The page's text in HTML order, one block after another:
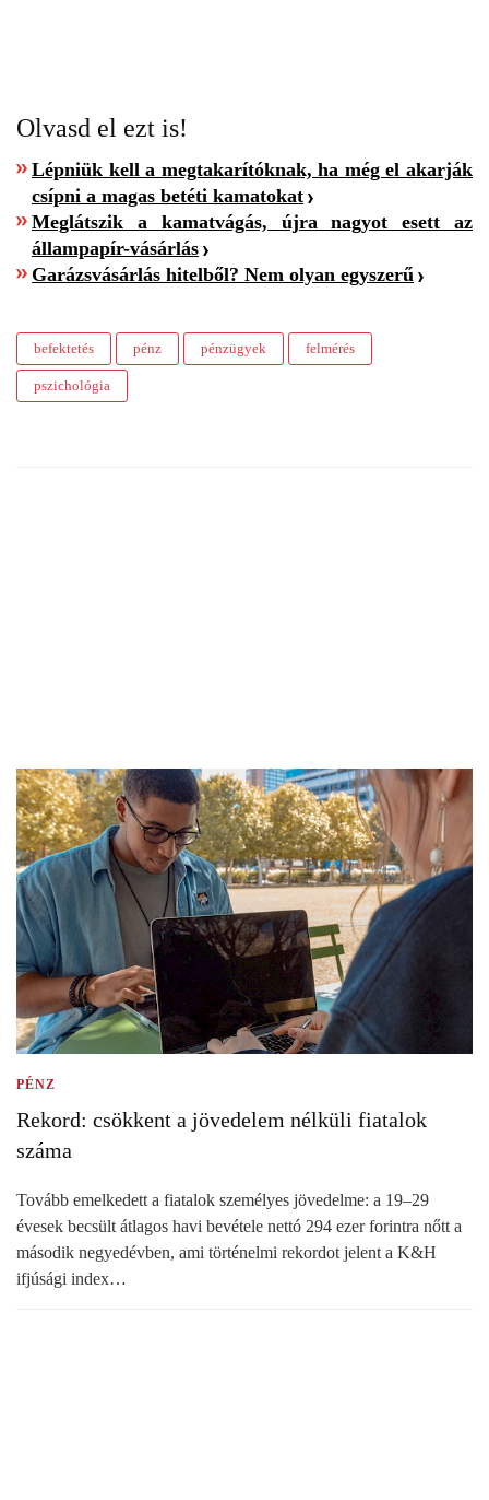
Olvasd el ezt is!
Lépniük kell a megtakarítóknak, ha még el akarják
csípni a magas betéti kamatokat
Meglátszik a kamatvágás, újra nagyot esett az
állampapír-vásárlás
Garázsvásárlás hitelből? Nem olyan egyszerű
befektetés pénz pénzügyek felmérés
pszichológia
PÉNZ
Rekord: csökkent a jövedelem nélküli fiatalok
száma
Tovább emelkedett a fiatalok személyes jövedelme: a 19–29
évesek becsült átlagos havi bevétele nettó 294 ezer forintra nőtt a
második negyedévben, ami történelmi rekordot jelent a K&H
ifjúsági index…